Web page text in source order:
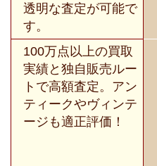
透明な査定が可能で
す。
100万点以上の買取
実績と独自販売ルー
トで高額査定。アン
ティークやヴィンテ
ージも適正評価！